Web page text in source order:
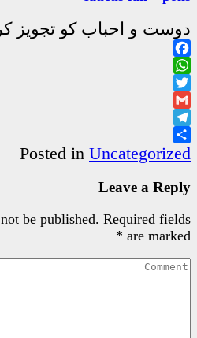
کریں
Your email address will not be